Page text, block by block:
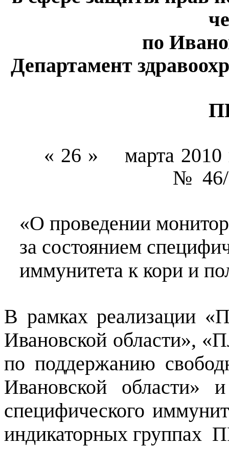
по
Департамент
« 26 » марта 2010
№
«О проведении
за состоянием
иммунитета к кори и
В рамках реализации
Ивановской области»,
по поддержанию
Ивановской области»
специфического
индикаторных группах